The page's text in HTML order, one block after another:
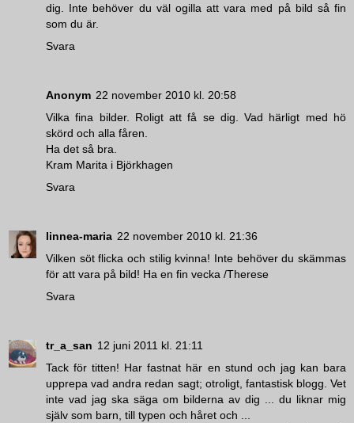
dig. Inte behöver du väl ogilla att vara med på bild så fin
som du är.
Svara
Anonym 22 november 2010 kl. 20:58
Vilka fina bilder. Roligt att få se dig. Vad härligt med hö
skörd och alla fåren.
Ha det så bra.
Kram Marita i Björkhagen
Svara
linnea-maria 22 november 2010 kl. 21:36
Vilken söt flicka och stilig kvinna! Inte behöver du skämmas
för att vara på bild! Ha en fin vecka /Therese
Svara
tr_a_san 12 juni 2011 kl. 21:11
Tack för titten! Har fastnat här en stund och jag kan bara
upprepa vad andra redan sagt; otroligt, fantastisk blogg. Vet
inte vad jag ska säga om bilderna av dig ... du liknar mig
själv som barn, till typen och håret och ...